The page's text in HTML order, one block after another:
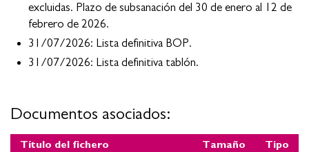
excluidas. Plazo de subsanación del 30 de enero al 12 de
febrero de 2026.
31/07/2026: Lista definitiva BOP.
31/07/2026: Lista definitiva tablón.
Documentos asociados:
Título del fichero Tamaño Tipo